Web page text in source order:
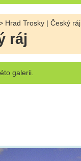
Hrad Trosky | Český ráj
ráj
galerii.